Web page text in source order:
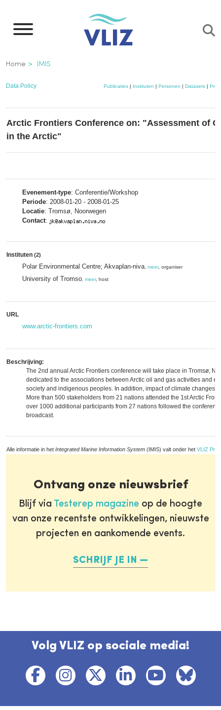
naar
inhoud
gaan
Kruimelpad
Home IMIS
Data Policy Publicaties| Instituten | Personen | Datasets|
Arctic Frontiers Conference on: "Assessment of
in the Arctic"
Evenement-type: Conferentie/Workshop
Periode: 2008-01-20 - 2008-01-25
Locatie: Tromsø, Noorwegen
Contact:
Instituten (2)
Polar Environmental Centre; Akvaplan-niva meer, organiser
University of Tromso meer, host
URL
www.arctic-frontiers.com
Beschrijving:
The 2nd annual Arctic Frontiers conference will take place in Tromsø,
dedicated to the associations between Arctic oil and gas activities and
society and indigenous peoples. In addition, impact of climate changes
More than 500 stakeholders from 21 nations attended the 1st Arctic
over 1000 additional participants from 27 nations followed the
broadcast.
Alle informatie in het Integrated Marine Information System (IMIS) valt onder het VLIZ
Ontvang onze nieuwsbrief
Blijf via Testerep magazine op de hoogte
van onze recentste ontwikkelingen, nieuwste
projecten en aankomende events.
SCHRIJF JE IN
Volg VLIZ op sociale media!